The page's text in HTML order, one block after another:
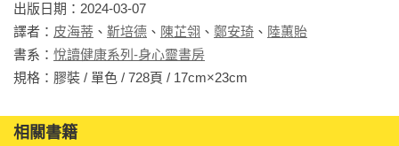
2012年10月，莫瑞茲揚升到更高維度的世界，遺留下來大量作
品，慷慨地與他的讀者、同事和粉絲分享。您可以在
www.ener-chi.com、www.youtube.com/user/enerchiTV 和
www.facebook.com/enerchi.wellness 上查看他的 YouTube 影
出版日期：2024-03-07
譯者： 皮海蒂 、 靳培德 、 陳芷翎 、 鄭安琦 、 陸蕙貽
書系： 悅讀健康系列-身心靈書房
規格：膠裝 / 單色 / 728頁 / 17cm×23cm
相關書籍